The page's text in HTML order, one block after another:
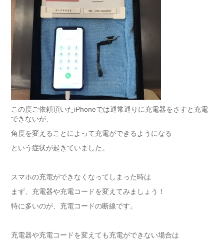
この度ご依頼頂いたiPhoneでは通常通りに充電器をさすと充電
できないが、
角度を変えることによって充電ができるようになる
という症状が起きていました。
スマホの充電ができなくなってしまった時は
まず、充電器や充電コードを変えてみましょう！
特に多いのが、充電コードの断線です。
充電器や充電コードを変えても充電ができない場合は